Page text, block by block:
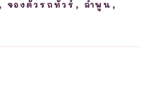
, จองตั๋วรถทัวร์ , ลำพูน ,